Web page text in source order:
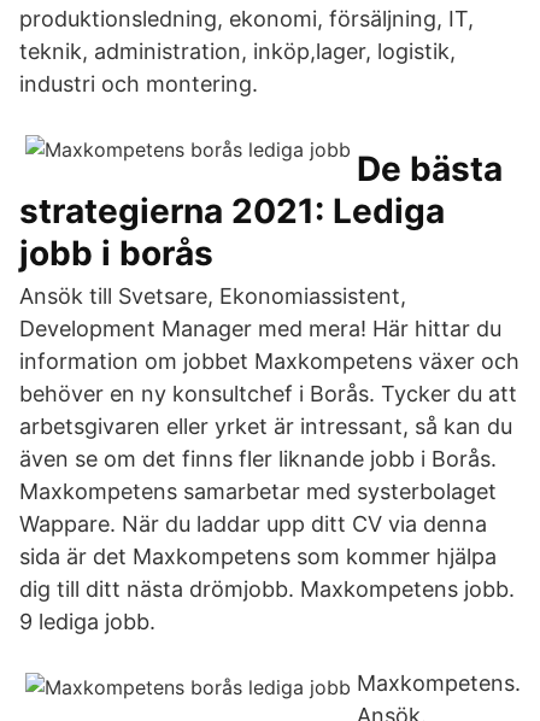
produktionsledning, ekonomi, försäljning, IT,
teknik, administration, inköp,lager, logistik,
industri och montering.
De bästa
strategierna 2021: Lediga
jobb i borås
Ansök till Svetsare, Ekonomiassistent,
Development Manager med mera! Här hittar du
information om jobbet Maxkompetens växer och
behöver en ny konsultchef i Borås. Tycker du att
arbetsgivaren eller yrket är intressant, så kan du
även se om det finns fler liknande jobb i Borås.
Maxkompetens samarbetar med systerbolaget
Wappare. När du laddar upp ditt CV via denna
sida är det Maxkompetens som kommer hjälpa
dig till ditt nästa drömjobb. Maxkompetens jobb.
9 lediga jobb.
Maxkompetens.
Ansök.